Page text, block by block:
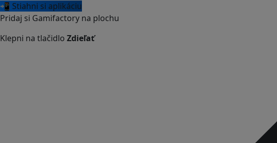
📲 Stiahni si aplikáciu
Pridaj si Gamifactory na plochu
Klepni na tlačidlo Zdieľať